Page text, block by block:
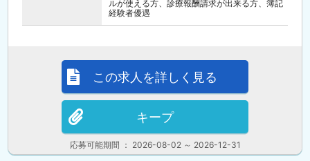
ルが使える方、診療報酬請求が出来る方、簿記
経験者優遇
応募可能期間 ： 2026-08-02 ～ 2026-12-31
この求人を詳しく見る
キープ